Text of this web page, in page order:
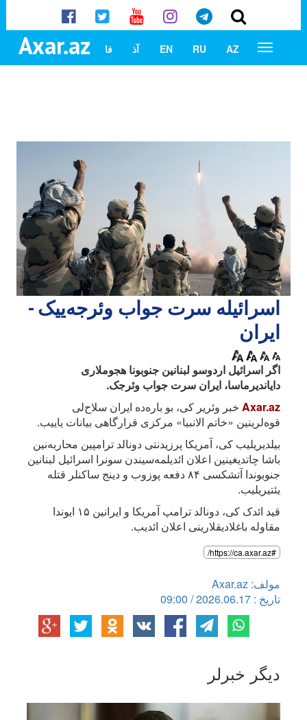
Axar.az AZ
RU
EN آذ فا
اسرائیله سرت جواب وئرجه‌ییک -
ایران
اگر اسرائیل اردوسو لبنانین جنوبونا هجوملاری
دایاندیرماسا، ایران سرت جواب وئرجک.
Axar.az خبر وئریر کی، بو باره‌ده ایران سلاح‌لی
قوه‌لرینین «خاتم الانبیا» مرکزی قرارگاهی بیانات یاییب.
بیلدیریلیب کی، آمریکا پرزیدنتی دونالد ترامپین محاربه‌نین
باشا چاتدیغینین اعلان ائدیلمه‌سیندن سونرا اسرائیل لبنانین
جنوبوندا آتشکسی ۸۴ دفعه پوزوب و دینج ساکنلر قتله
یئتیریلیب.
قید ائدک کی، دونالد ترامپ آمریکا و ایرانین ۱۵ ایوندا
مقاوله باغلادیقلارینی اعلان ائدیب.
#https://ca.axar.az/
مولف: Axar.az
تاریخ : 2026.06.17 / 09:00
دیگر خبرلر